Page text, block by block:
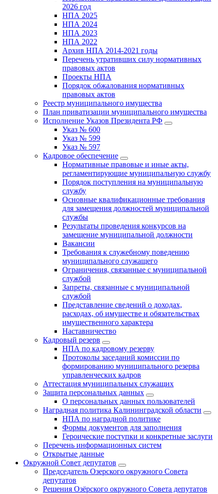
2026 год
НПА 2025
НПА 2024
НПА 2023
НПА 2022
Архив НПА 2014-2021 годы
Перечень утративших силу нормативных
правовых актов
Проекты НПА
Порядок обжалования нормативных
правовых актов
Реестр муниципального имущества
План приватизации муниципального имущества
Исполнение Указов Президента РФ
Указ № 600
Указ № 599
Указ № 597
Кадровое обеспечение
Нормативные правовые и иные акты,
регламентирующие муниципальную службу
Порядок поступления на муниципальную
службу
Основные квалификационные требования
для замещения должностей муниципальной
службы
Результаты проведения конкурсов на
замещение муниципальной должности
Вакансии
Требования к служебному поведению
муниципального служащего
Ограничения, связанные с муниципальной
службой
Запреты, связанные с муниципальной
службой
Представление сведений о доходах,
расходах, об имуществе и обязательствах
имущественного характера
Наставничество
Кадровый резерв
НПА по кадровому резерву
Протоколы заседаний комиссии по
формированию муниципального резерва
управленческих кадров
Аттестация муниципальных служащих
Защита персональных данных
О персональных данных пользователей
Наградная политика Калининградской области
НПА по наградной политике
Формы документов для заполнения
Героические поступки и конкретные заслуги
Перечень информационных систем
Открытые данные
Окружной Совет депутатов
Председатель Озерского окружного Совета
депутатов
Решения Озёрского окружного Совета депутатов